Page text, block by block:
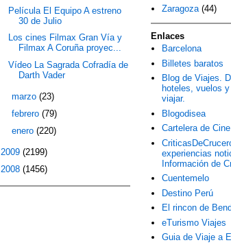
Película El Equipo A estreno
30 de Julio
Los cines Filmax Gran Vía y
Filmax A Coruña proyec...
Vídeo La Sagrada Cofradía de
Darth Vader
marzo (23)
febrero (79)
enero (220)
2009 (2199)
2008 (1456)
Zaragoza (44)
Enlaces
Barcelona
Billetes baratos
Blog de Viajes.
hoteles, vuelos
viajar.
Blogodisea
Cartelera de Cine
experiencias
Información de
Cuentemelo
Destino Perú
El rincon de
eTurismo Viajes
Guia de Viaje a